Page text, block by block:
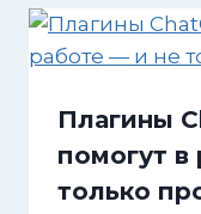
Плагины
помогут
только